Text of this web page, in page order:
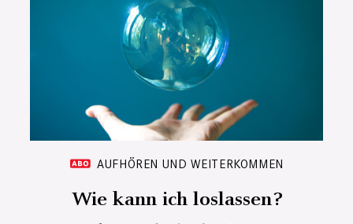
AUFHÖREN UND WEITERKOMMEN
Wie kann ich loslassen?